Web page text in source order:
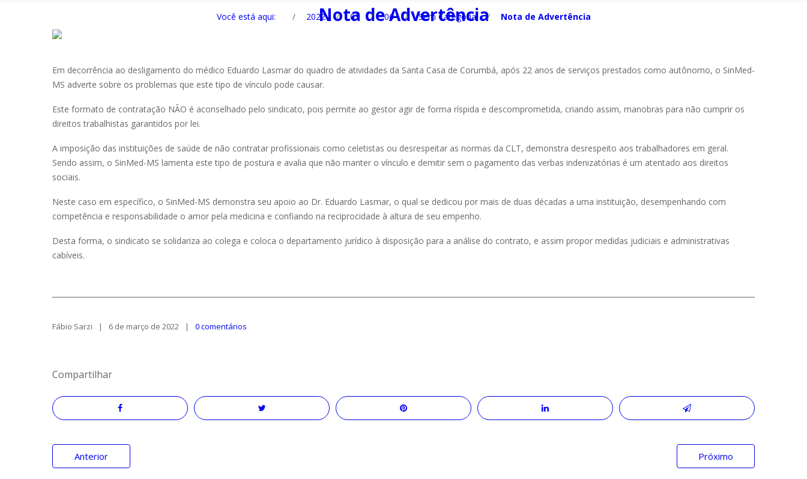
Nota de Advertência
Você está aqui: / 2022 / 03 / 06 / Sem Categoria / Nota de Advertência
Em decorrência ao desligamento do médico Eduardo Lasmar do quadro de atividades da Santa Casa de Corumbá, após 22 anos de serviços prestados como autônomo, o SinMed-
MS adverte sobre os problemas que este tipo de vínculo pode causar.
Este formato de contratação NÃO é aconselhado pelo sindicato, pois permite ao gestor agir de forma ríspida e descomprometida, criando assim, manobras para não cumprir os
direitos trabalhistas garantidos por lei.
A imposição das instituições de saúde de não contratar profissionais como celetistas ou desrespeitar as normas da CLT, demonstra desrespeito aos trabalhadores em geral.
Sendo assim, o SinMed-MS lamenta este tipo de postura e avalia que não manter o vínculo e demitir sem o pagamento das verbas indenizatórias é um atentado aos direitos
sociais.
Neste caso em específico, o SinMed-MS demonstra seu apoio ao Dr. Eduardo Lasmar, o qual se dedicou por mais de duas décadas a uma instituição, desempenhando com
competência e responsabilidade o amor pela medicina e confiando na reciprocidade à altura de seu empenho.
Desta forma, o sindicato se solidariza ao colega e coloca o departamento jurídico à disposição para a análise do contrato, e assim propor medidas judiciais e administrativas
cabíveis.
Fábio Sarzi 6 de março de 2022 0 comentários
Compartilhar
Navegação
de
Anterior Próximo